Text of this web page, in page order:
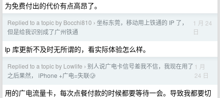
为免费付出的代价有点高昂了。
Replied to a topic by Bocchi810 › 坐标东莞，移动用上铁通的 IP 了，
但是给我识别成了广州铁通
1 月 24
日
ip 库更新不及时无所谓的，看实际体验怎么样。
Replied to a topic by Lowlife › 别人说广电卡信号差我不信，我现在用了
之后果然， iPhone +广电=失联🥲
1 月
24 日
用的广电流量卡，每次点餐付款的时候都要等待一会。导致我都要切